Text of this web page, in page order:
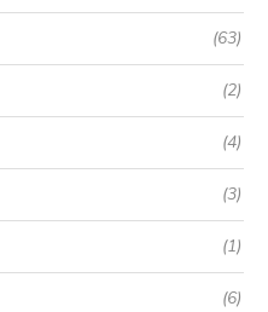
(63)
(2)
(4)
(3)
(1)
(6)